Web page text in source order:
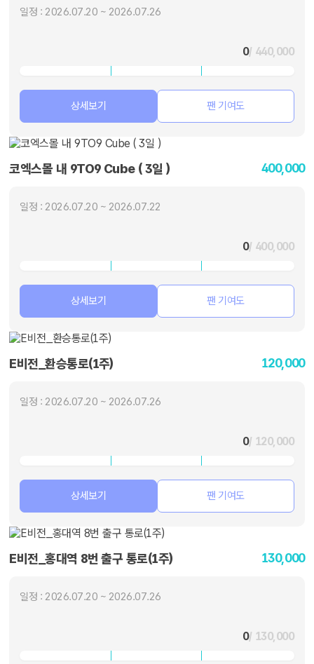
일정 : 2026.07.20 ~ 2026.07.26
0/ 440,000
상세보기 팬 기여도
코엑스몰 내 9TO9 Cube ( 3일 ) 400,000
일정 : 2026.07.20 ~ 2026.07.22
0/ 400,000
상세보기 팬 기여도
E비전_환승통로(1주) 120,000
일정 : 2026.07.20 ~ 2026.07.26
0/ 120,000
상세보기 팬 기여도
E비전_홍대역 8번 출구 통로(1주) 130,000
일정 : 2026.07.20 ~ 2026.07.26
0/ 130,000